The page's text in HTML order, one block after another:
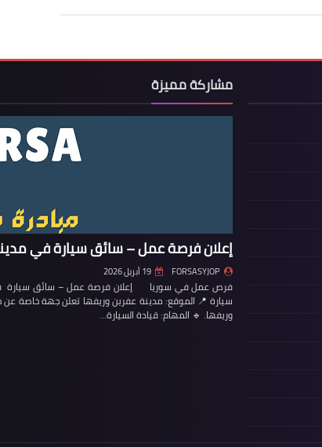
مشاركة مميزة
إعلان فرصة عمل – سائق سيارة في
FORSASYJOP 19 أبريل 2026
فرص عمل في سوريا إعلان فرصة عمل – سائق سيارة
سيارة 📍 الموقع: مدينة عفرين وريفها تعلن جهة خاصة
وريفها. 🔹 المهام: قيادة السيارة…